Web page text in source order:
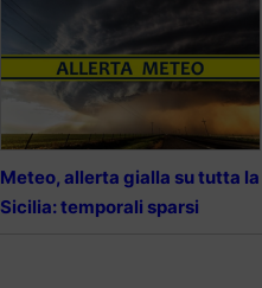
Meteo, allerta gialla su tutta la
Sicilia: temporali sparsi